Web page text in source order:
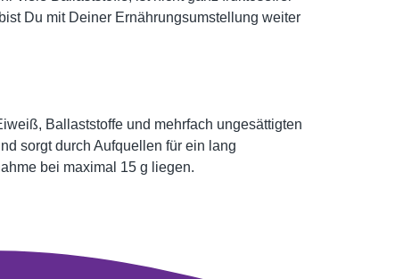
Du mit Deiner Ernährungsumstellung weiter
Ballaststoffe und mehrfach ungesättigten
sorgt durch Aufquellen für ein lang
bei maximal 15 g liegen.